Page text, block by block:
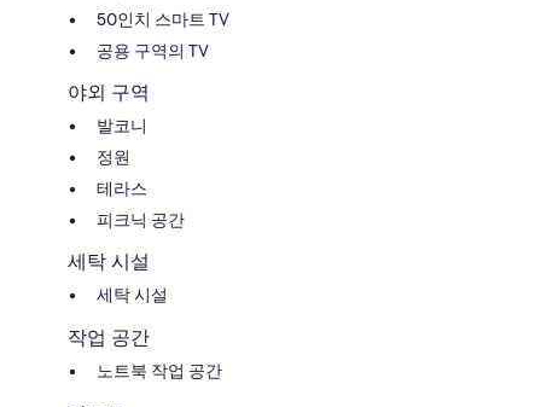
50인치 스마트 TV
공용 구역의 TV
야외 구역
발코니
정원
테라스
피크닉 공간
세탁 시설
세탁 시설
작업 공간
노트북 작업 공간